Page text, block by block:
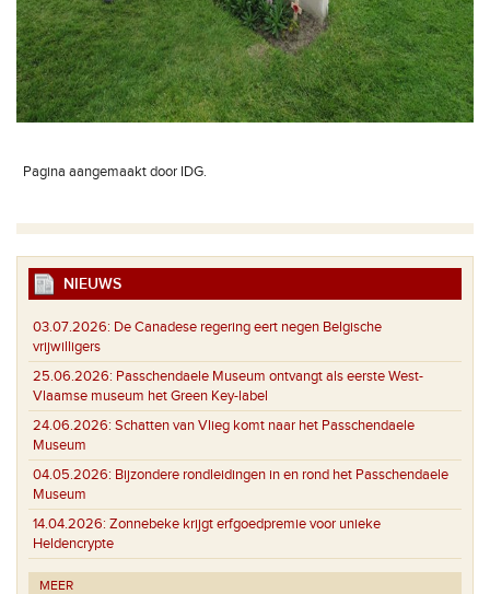
Pagina aangemaakt door IDG.
NIEUWS
03.07.2026: De Canadese regering eert negen Belgische
vrijwilligers
25.06.2026: Passchendaele Museum ontvangt als eerste West-
Vlaamse museum het Green Key-label
24.06.2026: Schatten van Vlieg komt naar het Passchendaele
Museum
04.05.2026: Bijzondere rondleidingen in en rond het Passchendaele
Museum
14.04.2026: Zonnebeke krijgt erfgoedpremie voor unieke
Heldencrypte
MEER